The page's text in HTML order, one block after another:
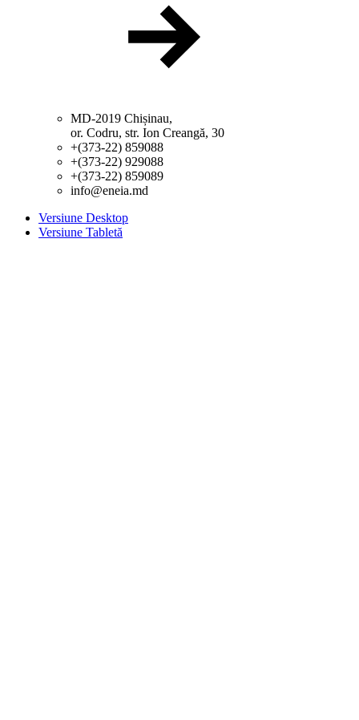
MD-2019 Chișinau,
or. Codru, str. Ion Creangă, 30
+(373-22) 859088
+(373-22) 929088
+(373-22) 859089
info@eneia.md
Versiune Desktop
Versiune Tabletă